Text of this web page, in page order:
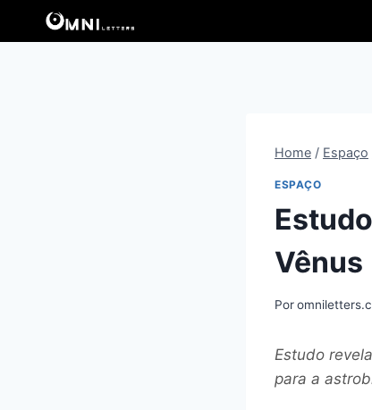
Home / Espaço
ESPAÇO
Vênus
Por
Estudo
para a